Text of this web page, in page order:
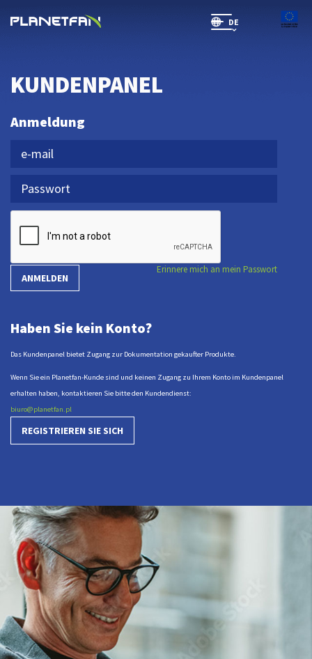
DE
KUNDENPANEL
Anmeldung
Erinnere mich an mein Passwort
Haben Sie kein Konto?
Das Kundenpanel bietet Zugang zur Dokumentation gekaufter Produkte.
Wenn Sie ein Planetfan-Kunde sind und keinen Zugang zu Ihrem Konto im Kundenpanel
erhalten haben, kontaktieren Sie bitte den Kundendienst:
biuro@planetfan.pl
REGISTRIEREN SIE SICH